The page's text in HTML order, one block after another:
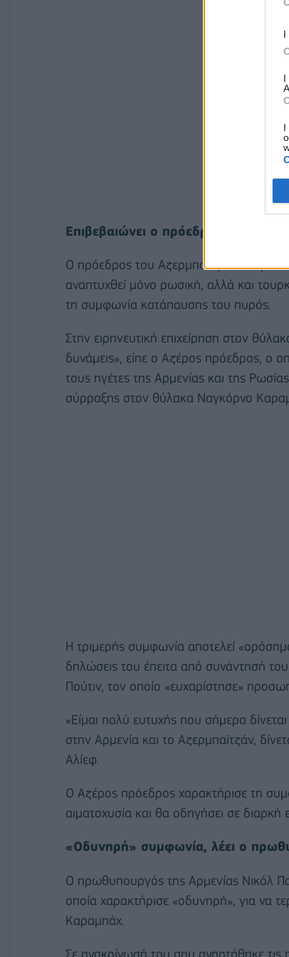
I
I
I
Επιβεβαιώνει ο πρόεδρος του
Ο πρόεδρος του Αζερμπαϊτζάν Ιλχάμ
αναπτυχθεί μόνο ρωσική, αλλά και
τη συμφωνία κατάπαυσης του πυρός.
Στην ειρηνευτική επιχείρηση στον
δυνάμεις», είπε ο Αζέρος πρόεδρος, ο
τους ηγέτες της Αρμενίας και της
σύρραξης στον θύλακα Ναγκόρνο
Η τριμερής συμφωνία αποτελεί
δηλώσεις του έπειτα από συνάντησή
Πούτιν, τον οποίο «ευχαρίστησε»
«Είμαι πολύ ευτυχής που σήμερα
στην Αρμενία και το Αζερμπαϊτζάν,
Αλίεφ.
Ο Αζέρος πρόεδρος χαρακτήρισε τη
αιματοχυσία και θα οδηγήσει σε διαρκή
«Οδυνηρή» συμφωνία, λέει ο
Ο πρωθυπουργός της Αρμενίας Νικόλ
οποία χαρακτήρισε «οδυνηρή», για να
Καραμπάχ.
Σε ανακοίνωσή του που αναρτήθηκε